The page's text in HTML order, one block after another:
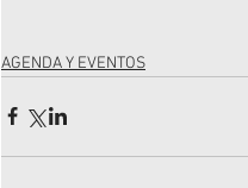
AGENDA Y EVENTOS